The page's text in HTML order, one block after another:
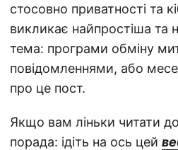
стосовно приватності та
викликає найпростіша та
тема: програми обміну
повідомленнями, або
про це пост.
Якщо вам ліньки читати
порада: ідіть на ось цей